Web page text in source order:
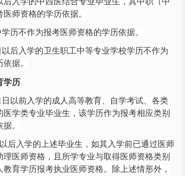
师资格的学历依据。
历不作为报考医师资格的学历依据。
以后入学的卫生职工中等专业学校学历不作为
据。
学历
日以前入学的成人高等教育、自学考试、各类
学类专业毕业生，该学历作为报考相应类别
。
后入学的上述毕业生，如其入学前已通过医师
理医师资格，且所学专业与取得医师资格类别
育学历报考执业医师资格。除上述情形外，